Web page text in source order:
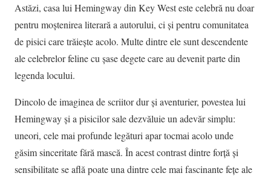
Astăzi, casa lui Hemingway din Key West este celebră nu doar
pentru moștenirea literară a autorului, ci și pentru comunitatea
de pisici care trăiește acolo. Multe dintre ele sunt descendente
ale celebrelor feline cu șase degete care au devenit parte din
legenda locului.
Dincolo de imaginea de scriitor dur și aventurier, povestea lui
Hemingway și a pisicilor sale dezvăluie un adevăr simplu:
uneori, cele mai profunde legături apar tocmai acolo unde
găsim sinceritate fără mască. În acest contrast dintre forță și
sensibilitate se află poate una dintre cele mai fascinante fețe ale